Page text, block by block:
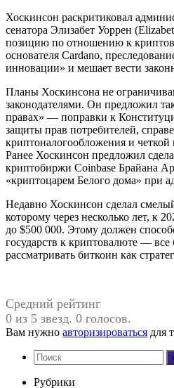
Хоскинсон раскритиковал
сенатора Элизабет Уоррен
позицию по отношению к
основателя Cardano,
инновации» и мешает вести
Планы Хоскинсона не
законодателями. Он предложил
правах» — поправки к
защиты прав потребителей,
криптоналогообложения и
Ранее Хоскинсон предложил
криптобиржи Coinbase Брайана
«криптоцарем Белого дома» при
Недавно Хоскинсон сделал
которому через несколько лет, к
до $500 000. Этому должен
государств к криптовалюте —
рассматривать биткоин как
Средний рейтинг
0 из 5 звезд. 0 голосов.
Вам нужно авторизироваться для
Рубрики